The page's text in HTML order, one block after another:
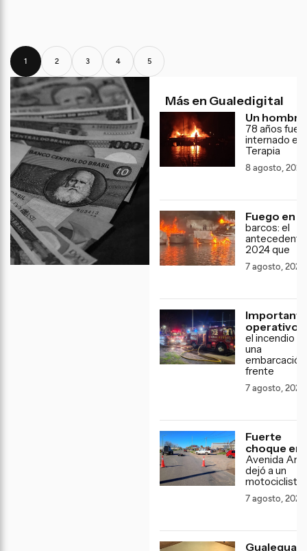
1 2 3 4 5
Más en Gualedigital
Un
78 años fue
internado en
Terapia
8 agosto, 2026
Fuego en
barcos: el
2024 que
7 agosto, 2026
Importante
operativo
el incendio
una
embarcación
frente
7 agosto, 2026
Fuerte
choque en
Avenida
dejó a un
motociclista
7 agosto, 2026